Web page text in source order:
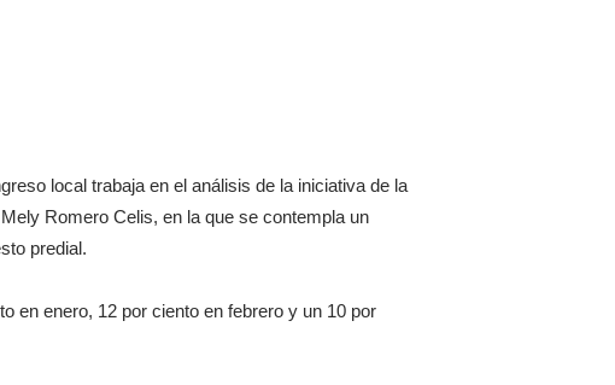
local trabaja en el análisis de la iniciativa de la
Romero Celis, en la que se contempla un
predial.
en enero, 12 por ciento en febrero y un 10 por